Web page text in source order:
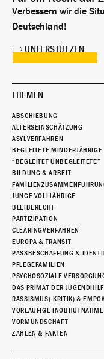
Verbessern wir die
Deutschland!
UNTERSTÜTZEN
THEMEN
ABSCHIEBUNG
ALTERSEINSCHÄTZUNG
ASYLVERFAHREN
BEGLEITETE MINDERJÄHRIGE
“BEGLEITET UNBEGLEITETE”
BILDUNG & ARBEIT
JUNGE VOLLJÄHRIGE
BLEIBERECHT
PARTIZIPATION
CLEARINGVERFAHREN
EUROPA & TRANSIT
PASSBESCHAFFUNG &
PFLEGEFAMILIEN
PSYCHOSOZIALE
DAS PRIMAT DER
RASSISMUS(-KRITIK) &
VORLÄUFIGE
VORMUNDSCHAFT
ZAHLEN & FAKTEN